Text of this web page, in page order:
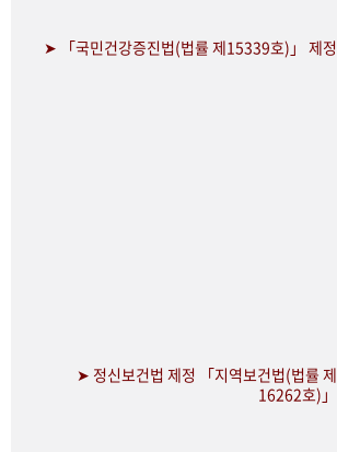
➤ 「국민건강증진법(법률 제15339호)」 제정
➤ 정신보건법 제정 「지역보건법(법률 제
16262호)」